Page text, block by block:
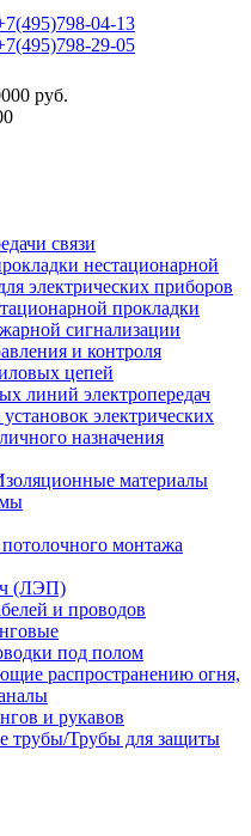
04-13
29-05
руб.
связи
нестационарной
электрических приборов
прокладки
сигнализации
и контроля
цепей
линий электропередач
электрических
назначения
материалы
монтажа
(ЛЭП)
и проводов
под полом
распространению огня,
и рукавов
трубы/Трубы для защиты